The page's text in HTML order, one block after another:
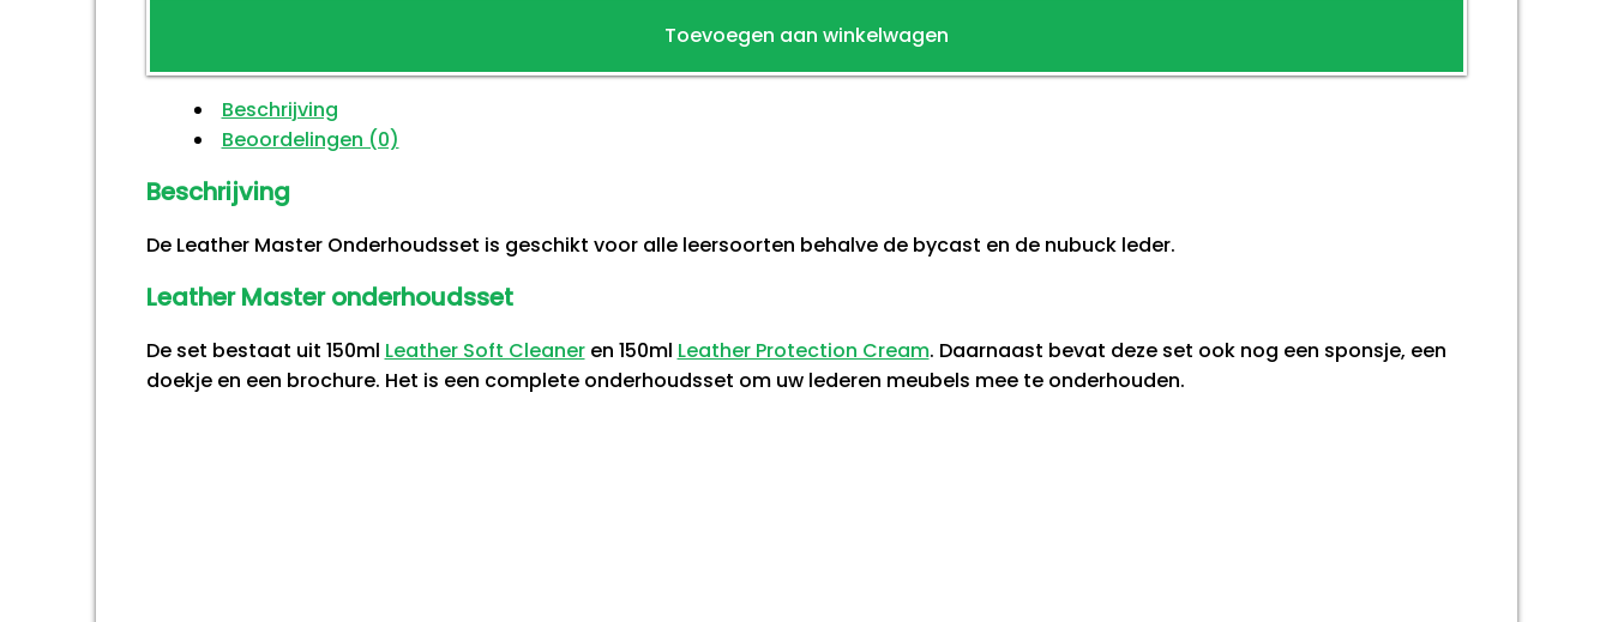
Toevoegen aan winkelwagen
Beschrijving
Beoordelingen (0)
Beschrijving
De Leather Master Onderhoudsset is geschikt voor alle leersoorten behalve de bycast en de nubuck leder.
Leather Master onderhoudsset
De set bestaat uit 150ml Leather Soft Cleaneren 150ml Leather Protection Cream. Daarnaast bevat deze set ook nog een sponsje, een
doekje en een brochure. Het is een complete onderhoudsset om uw lederen meubels mee te onderhouden.